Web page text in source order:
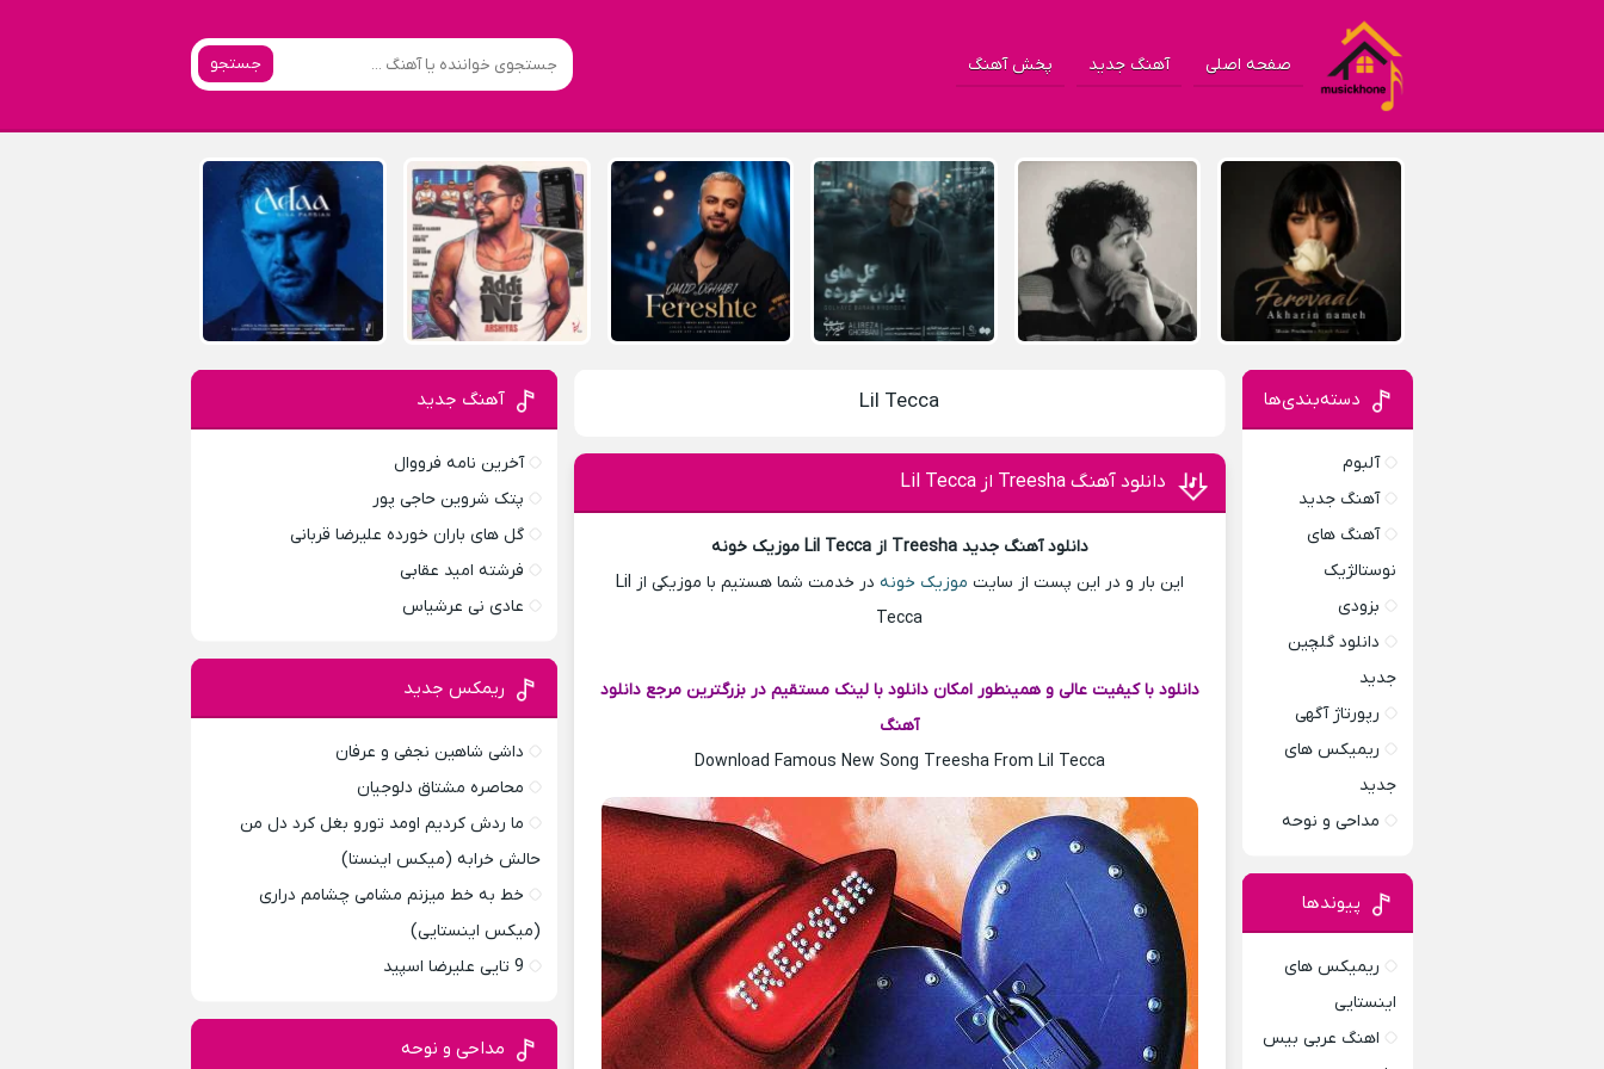
صفحه اصلی آهنگ جدید پخش آهنگ جستجو
Lil Tecca
دانلود آهنگ Treesha از Lil Tecca
دانلود آهنگ جدید Treesha از Lil Tecca موزیک خونه
این بار و در این پست از سایت موزیک خونه
در خدمت شما هستیم با موزیکی از Lil
Tecca
دانلود با کیفیت عالی و همینطور امکان دانلود با لینک مستقیم در بزرگترین مرجع دانلود
آهنگ
Download Famous New Song Treesha From Lil Tecca
دسته‌بندی‌ها
آلبوم
آهنگ جدید
آهنگ های
نوستالژیک
بزودی
دانلود گلچین
جدید
رپورتاژ آگهی
ریمیکس های
جدید
مداحی و نوحه
پیوندها
ریمیکس های
اینستایی
اهنگ عربی بیس
آهنگ جدید
آخرین نامه فرووال
پتک شروین حاجی پور
گل های باران خورده علیرضا قربانی
فرشته امید عقابی
عادی نی عرشیاس
ریمکس جدید
داشی شاهین نجفی و عرفان
محاصره مشتاق دلوجیان
ما ردش کردیم اومد تورو بغل کرد دل من
حالش خرابه (میکس اینستا)
خط به خط میزنم مشامی چشامم دراری
(میکس اینستایی)
9 تایی علیرضا اسپید
مداحی و نوحه